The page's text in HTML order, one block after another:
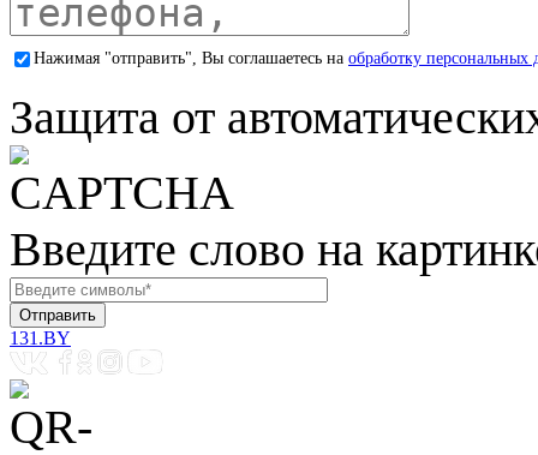
Нажимая "отправить", Вы соглашаетесь на обработку персональных
Защита от
Введите слово на
131.BY